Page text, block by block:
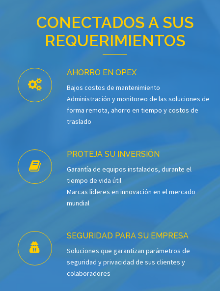
CONECTADOS A SUS
REQUERIMIENTOS
AHORRO EN OPEX
Bajos costos de mantenimiento
Administración y monitoreo de las soluciones de
forma remota, ahorro en tiempo y costos de
traslado
PROTEJA SU INVERSIÓN
Garantía de equipos instalados, durante el
tiempo de vida útil
Marcas líderes en innovación en el mercado
mundial
SEGURIDAD PARA SU EMPRESA
Soluciones que garantizan parámetros de
seguridad y privacidad de sus clientes y
colaboradores